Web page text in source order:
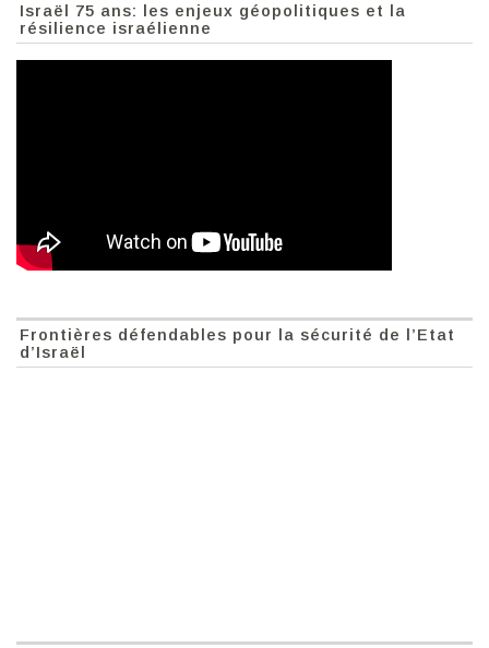
Israël 75 ans: les enjeux géopolitiques et la
résilience israélienne
Frontières défendables pour la sécurité de l’Etat
d’Israël